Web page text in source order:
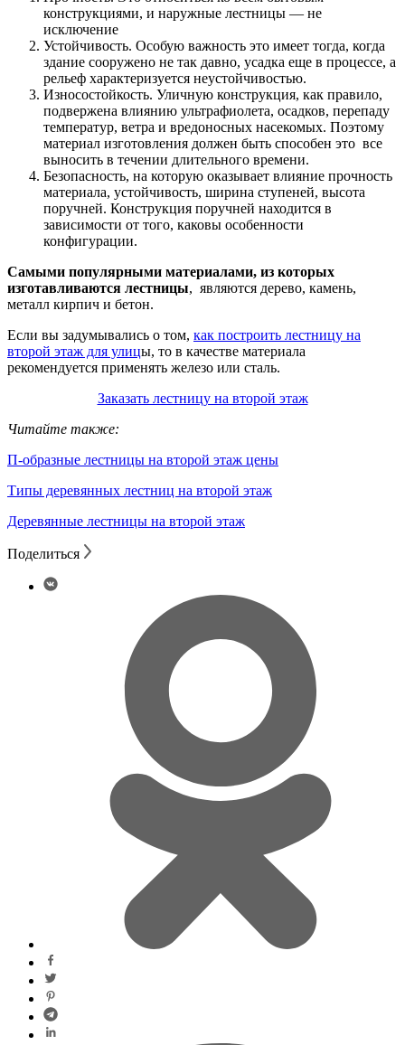
конструкциями, и наружные лестницы — не
исключение
Устойчивость. Особую важность это имеет тогда, когда
здание сооружено не так давно, усадка еще в процессе, а
рельеф характеризуется неустойчивостью.
Износостойкость. Уличную конструкция, как правило,
подвержена влиянию ультрафиолета, осадков, перепаду
температур, ветра и вредоносных насекомых. Поэтому
материал изготовления должен быть способен это все
выносить в течении длительного времени.
Безопасность, на которую оказывает влияние прочность
материала, устойчивость, ширина ступеней, высота
поручней. Конструкция поручней находится в
зависимости от того, каковы особенности
конфигурации.
Самыми популярными материалами, из которых
изготавливаются лестницы, являются дерево, камень,
металл кирпич и бетон.
Если вы задумывались о том, как построить лестницу на
второй этаж для улицы, то в качестве материала
рекомендуется применять железо или сталь.
Заказать лестницу на второй этаж
Читайте также:
П-образные лестницы на второй этаж цены
Типы деревянных лестниц на второй этаж
Деревянные лестницы на второй этаж
Поделиться